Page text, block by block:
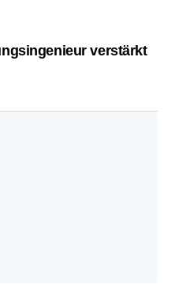
verstärkt